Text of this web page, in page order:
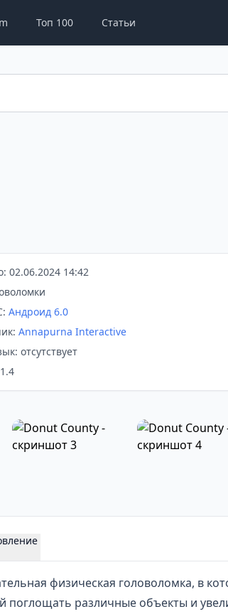
Топ 100 Статьи
02.06.2024 14:42
Андроид 6.0
Annapurna Interactive
отсутствует
физическая головоломка, в
поглощать различные объекты и